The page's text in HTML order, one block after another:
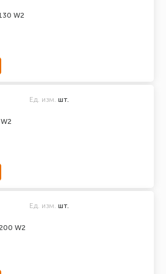
W2
Ед. изм. шт.
W2
Ед. изм. шт.